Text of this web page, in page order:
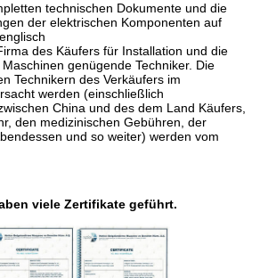
technischen Dokumente und die
der elektrischen Komponenten auf
des Käufers für Installation und die
genügende Techniker. Die
Technikern des Verkäufers im
werden (einschließlich
China und des dem Land Käufers,
den medizinischen Gebühren, der
und so weiter) werden vom
viele Zertifikate geführt.